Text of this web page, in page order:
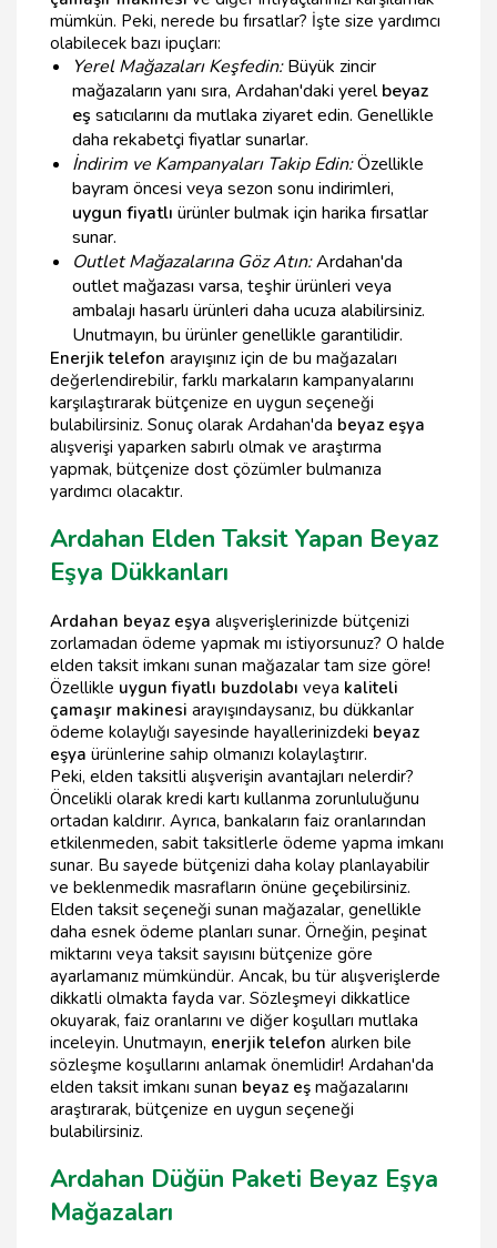
mümkün. Peki, nerede bu fırsatlar? İşte size yardımcı
olabilecek bazı ipuçları:
Yerel Mağazaları Keşfedin:Büyük zincir
mağazaların yanı sıra, Ardahan'daki yerelbeyaz
eş satıcılarını da mutlaka ziyaret edin. Genellikle
daha rekabetçi fiyatlar sunarlar.
İndirim ve Kampanyaları Takip Edin:Özellikle
bayram öncesi veya sezon sonu indirimleri,
uygun fiyatlı ürünler bulmak için harika fırsatlar
sunar.
Outlet Mağazalarına Göz Atın:Ardahan'da
outlet mağazası varsa, teşhir ürünleri veya
ambalajı hasarlı ürünleri daha ucuza alabilirsiniz.
Unutmayın, bu ürünler genellikle garantilidir.
Enerjik telefon arayışınız için de bu mağazaları
değerlendirebilir, farklı markaların kampanyalarını
karşılaştırarak bütçenize en uygun seçeneği
bulabilirsiniz. Sonuç olarak Ardahan'da beyaz eşya
alışverişi yaparken sabırlı olmak ve araştırma
yapmak, bütçenize dost çözümler bulmanıza
yardımcı olacaktır.
Ardahan Elden Taksit Yapan Beyaz
Eşya Dükkanları
Ardahan beyaz eşya alışverişlerinizde bütçenizi
zorlamadan ödeme yapmak mı istiyorsunuz? O halde
elden taksit imkanı sunan mağazalar tam size göre!
Özellikle uygun fiyatlı buzdolabı veya kaliteli
çamaşır makinesi arayışındaysanız, bu dükkanlar
ödeme kolaylığı sayesinde hayallerinizdeki beyaz
eşya ürünlerine sahip olmanızı kolaylaştırır.
Peki, elden taksitli alışverişin avantajları nelerdir?
Öncelikli olarak kredi kartı kullanma zorunluluğunu
ortadan kaldırır. Ayrıca, bankaların faiz oranlarından
etkilenmeden, sabit taksitlerle ödeme yapma imkanı
sunar. Bu sayede bütçenizi daha kolay planlayabilir
ve beklenmedik masrafların önüne geçebilirsiniz.
Elden taksit seçeneği sunan mağazalar, genellikle
daha esnek ödeme planları sunar. Örneğin, peşinat
miktarını veya taksit sayısını bütçenize göre
ayarlamanız mümkündür. Ancak, bu tür alışverişlerde
dikkatli olmakta fayda var. Sözleşmeyi dikkatlice
okuyarak, faiz oranlarını ve diğer koşulları mutlaka
inceleyin. Unutmayın, enerjik telefon alırken bile
sözleşme koşullarını anlamak önemlidir! Ardahan'da
elden taksit imkanı sunan beyaz eş mağazalarını
araştırarak, bütçenize en uygun seçeneği
bulabilirsiniz.
Ardahan Düğün Paketi Beyaz Eşya
Mağazaları